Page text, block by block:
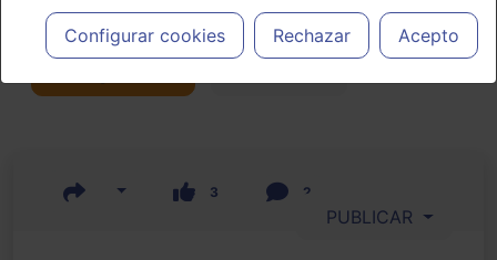
profesionales facultados prescribir medicamentos y decidir, en
cada caso concreto, el tratamiento más adecuado a las
necesidades del paciente.
Configurar cookies Rechazar Acepto
Actualidad y Artículos|Salud mental
3 2
PUBLICAR